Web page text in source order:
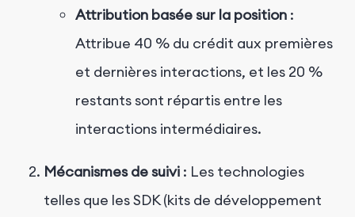
Attribution basée sur la position :
Attribue 40 % du crédit aux premières
et dernières interactions, et les 20 %
restants sont répartis entre les
interactions intermédiaires.
Mécanismes de suivi : Les technologies
telles que les SDK (kits de développement